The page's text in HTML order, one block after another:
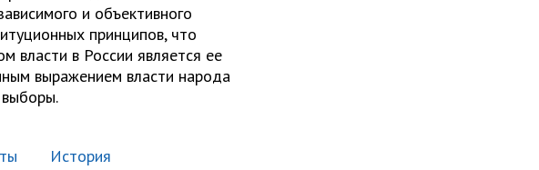
и объективного
принципов, что
власти в России является ее
выражением власти народа
История